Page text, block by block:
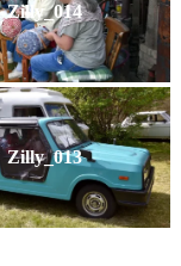
Zilly_014
Zilly_013